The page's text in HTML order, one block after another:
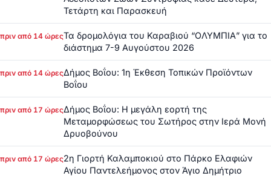
Τετάρτη και Παρασκευή
πριν από 14 ώρεςΤα δρομολόγια του Καραβιού “ΟΛΥΜΠΙΑ” για το
διάστημα 7-9 Αυγούστου 2026
πριν από 14 ώρεςΔήμος Βοΐου: 1η Έκθεση Τοπικών Προϊόντων
Βοΐου
πριν από 17 ώρεςΔήμος Βοΐου: Η μεγάλη εορτή της
Μεταμορφώσεως του Σωτήρος στην Ιερά Μονή
Δρυοβούνου
πριν από 17 ώρες2η Γιορτή Καλαμποκιού στο Πάρκο Ελαφιών
Αγίου Παντελεήμονος στον Άγιο Δημήτριο